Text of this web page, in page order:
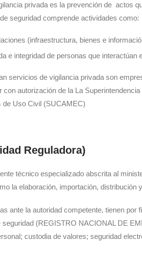
privada es la prevención de actos
seguridad comprende actividades como:
(infraestructura, bienes e
e integridad de personas que interactúan
servicios de vigilancia privada son
autorización de la La
de Uso Civil (SUCAMEC)
Reguladora)
técnico especializado abscrita al
la elaboración, importación,
ante la autoridad competente, tienen
seguridad (REGISTRO NACIONAL DE
custodia de valores; seguridad